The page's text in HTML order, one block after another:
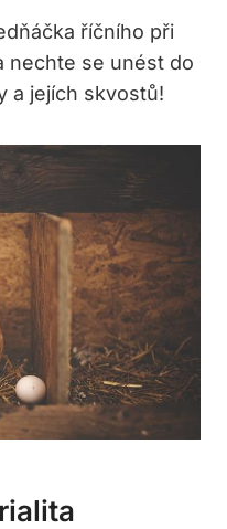
říčního při
nechte se unést do
a jejích skvostů!